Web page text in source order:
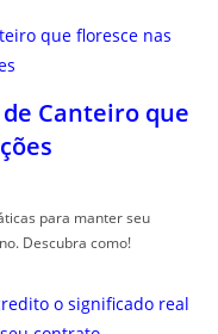
Canteiro que
para manter seu
Descubra como!